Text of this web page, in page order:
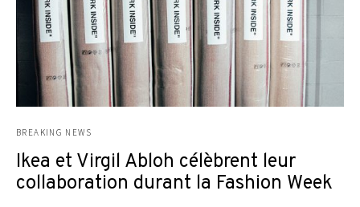
BREAKING NEWS
Ikea et Virgil Abloh célèbrent leur
collaboration durant la Fashion Week